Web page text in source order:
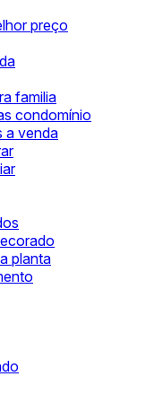
preço
familia
condomínio
a venda
planta